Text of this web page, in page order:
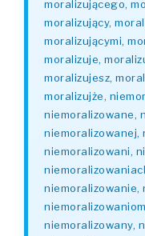
moralizującego,
moralizujący,
moralizującymi,
moralizuje,
moralizujesz,
moralizujże,
niemoralizowane,
niemoralizowanej,
niemoralizowani,
niemoralizowanie,
niemoralizowany,